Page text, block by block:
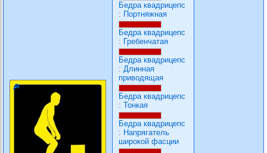
Бедра квадрицепс
: Портняжная
Бедра квадрицепс
: Гребенчатая
Бедра квадрицепс
: Длинная
приводящая
Бедра квадрицепс
: Тонкая
Бедра квадрицепс
: Напрягатель
широкой фасции